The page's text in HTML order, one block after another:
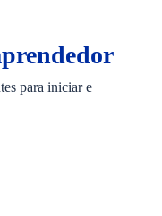
para iniciar e